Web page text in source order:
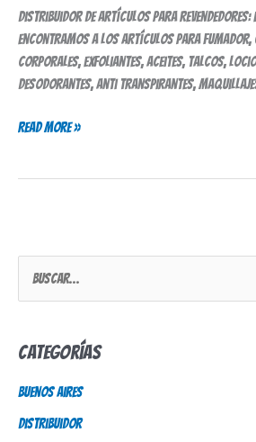
Distribuidor de artículos para revendedores:
encontramos a los artículos para fumador,
corporales, exfoliantes, aceites, talcos,
desodorantes, anti transpirantes,
Read More »
a
r
Categorías
Buenos Aires
Distribuidor